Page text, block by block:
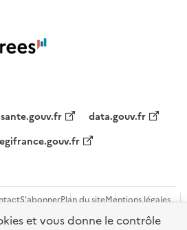
sante.gouv.fr
data.gouv.fr
S'abonnerPlan du siteMentions légales
et vous donne le contrôle